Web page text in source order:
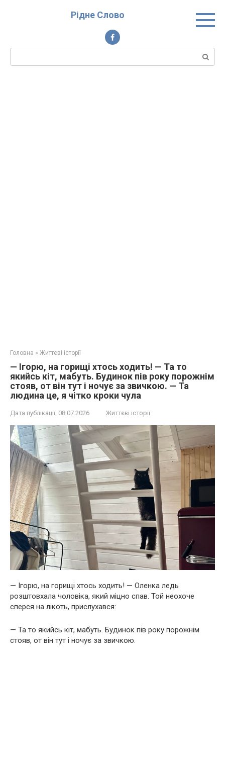
Рідне Слово
Пошук:
Головна » Життєві історії
— Ігорю, на горищі хтось ходить! — Та то
якийсь кіт, мабуть. Будинок пів року порожнім
стояв, от він тут і ночує за звичкою. — Та
людина це, я чітко кроки чула
Дата публікації: 08.07.2026 Життєві історії
— Ігорю, на горищі хтось ходить! — Оленка ледь
розштовхала чоловіка, який міцно спав. Той неохоче
сперся на лікоть, прислухався:
— Та то якийсь кіт, мабуть. Будинок пів року порожнім
стояв, от він тут і ночує за звичкою.